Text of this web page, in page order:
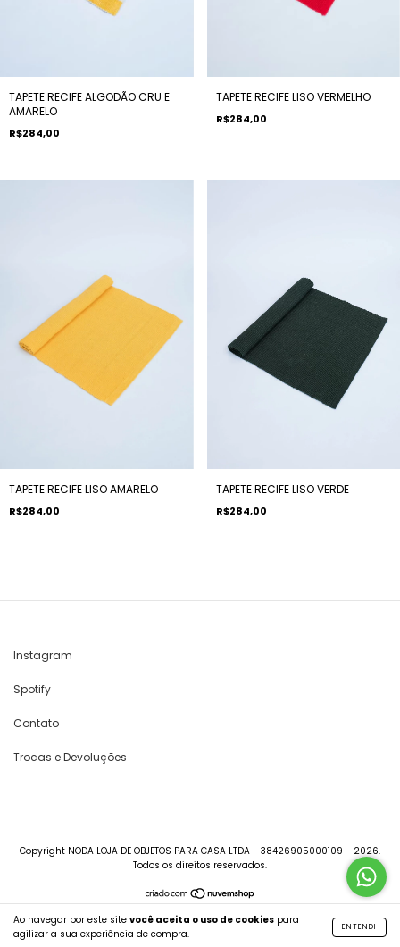
Ao navegar por este site você aceita o uso de cookies para
agilizar a sua experiência de compra.
ENTENDI
TAPETE RECIFE ALGODÃO CRU E
AMARELO
R$284,00
TAPETE RECIFE LISO VERMELHO
R$284,00
TAPETE RECIFE LISO AMARELO
R$284,00
TAPETE RECIFE LISO VERDE
R$284,00
Instagram
Spotify
Contato
Trocas e Devoluções
Copyright NODA LOJA DE OBJETOS PARA CASA LTDA - 38426905000109 - 2026.
Todos os direitos reservados.